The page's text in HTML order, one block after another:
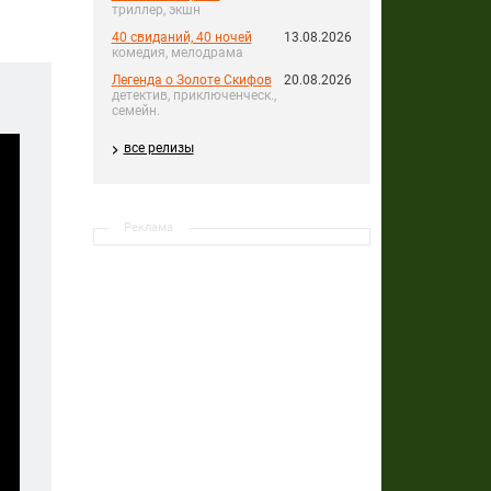
триллер, экшн
40 свиданий, 40 ночей
комедия, мелодрама
13.08.2026
Легенда о Золоте Скифов
детектив, приключенческ.,
семейн.
20.08.2026
все релизы
Реклама